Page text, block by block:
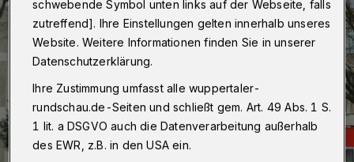
schwebende Symbol unten links auf der Webseite, falls
zutreffend]. Ihre Einstellungen gelten innerhalb unseres
Website. Weitere Informationen finden Sie in unserer
Datenschutzerklärung.
Ihre Zustimmung umfasst alle wuppertaler-
rundschau.de-Seiten und schließt gem. Art. 49 Abs. 1 S.
1 lit. a DSGVO auch die Datenverarbeitung außerhalb
des EWR, z.B. in den USA ein.